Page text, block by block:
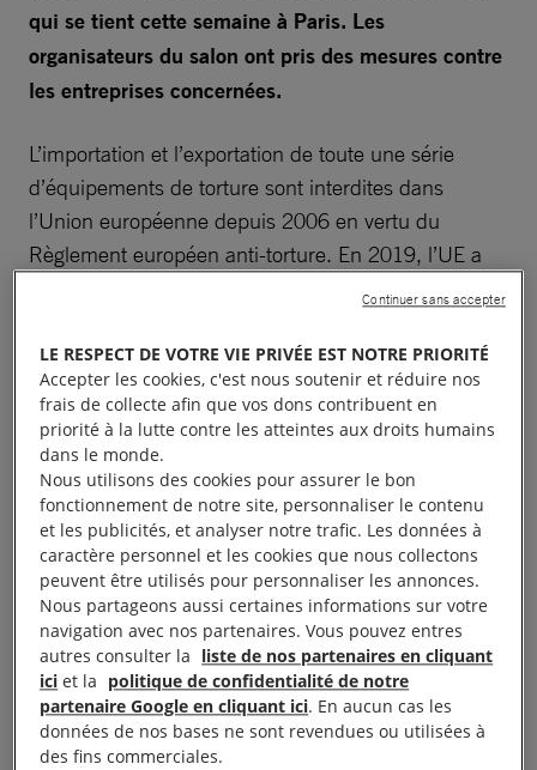
qui se tient cette semaine à Paris. Les
organisateurs du salon ont pris des mesures contre
les entreprises concernées.
L’importation et l’exportation de toute une série
d’équipements de torture sont interdites dans
l’Union européenne depuis 2006 en vertu du
Règlement européen anti-torture. En 2019, l’UE a
salons professionnels, et en 2025, la liste des
équipements interdits et soumis à contrôle a été
étendue.
Les chercheurs d’Amnesty International et d’Omega
ont obtenu des organisateurs du salon, Civipol et
Comexposium, l’autorisation d’être présents à
Milipol, afin de garantir l’application du règlement
européen et d’alerter les autorités en cas
d’infraction.
L’équipe de recherche a identifié trois entreprises
chinoises faisant la promotion d’équipements
LE RESPECT DE VOTRE VIE PRIVÉE EST NOTRE PRIORITÉ
Accepter les cookies, c'est nous soutenir et réduire nos
frais de collecte afin que vos dons contribuent en
priorité à la lutte contre les atteintes aux droits humains
dans le monde.
Nous utilisons des cookies pour assurer le bon
fonctionnement de notre site, personnaliser le contenu
et les publicités, et analyser notre trafic. Les données à
caractère personnel et les cookies que nous collectons
peuvent être utilisés pour personnaliser les annonces.
Nous partageons aussi certaines informations sur votre
navigation avec nos partenaires. Vous pouvez entres
autres consulter la liste de nos partenaires en cliquant
ici et la politique de confidentialité de notre
partenaire Google en cliquant ici. En aucun cas les
données de nos bases ne sont revendues ou utilisées à
des fins commerciales.
Continuer sans accepter